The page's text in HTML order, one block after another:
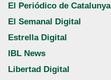
El Periódico de Catalunya
El Semanal Digital
Estrella Digital
IBL News
Libertad Digital